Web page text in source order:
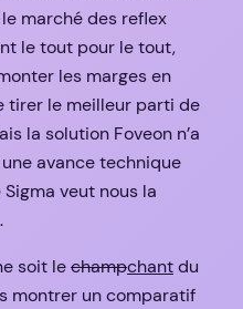
marché des reflex
le tout pour le tout,
les marges en
tirer le meilleur parti de
la solution Foveon n’a
avance technique
veut nous la
soit lechampchantdu
montrer un comparatif